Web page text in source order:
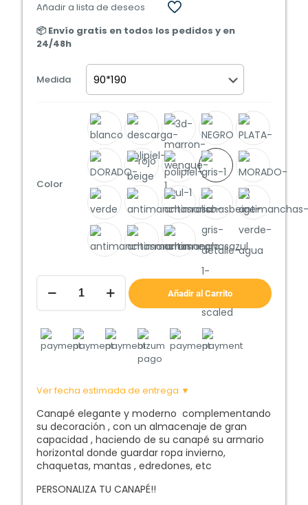
Añadir a lista de deseos
📦 Envío gratis en todos los pedidos y en
24/48h
Medida
Color
CANAPÉ
TAPIZADO
GRAN
cantidad
Añadir al Carrito
Ver fecha estimada de entrega ▼
Canapé elegante y moderno complementando
su decoración , con un almacenaje de gran
capacidad , haciendo de su canapé su armario
horizontal donde guardar ropa invierno,
chaquetas, mantas , edredones, etc
PERSONALIZA TU CANAPÉ!!